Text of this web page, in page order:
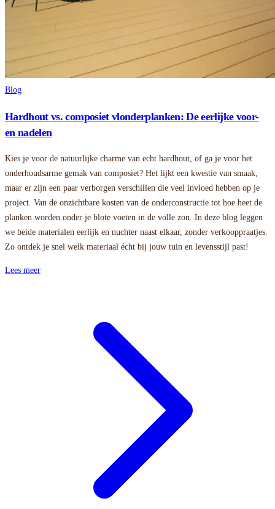
Blog
Hardhout vs. composiet vlonderplanken: De eerlijke voor-
en nadelen
Kies je voor de natuurlijke charme van echt hardhout, of ga je voor het
onderhoudsarme gemak van composiet? Het lijkt een kwestie van smaak,
maar er zijn een paar verborgen verschillen die veel invloed hebben op je
project. Van de onzichtbare kosten van de onderconstructie tot hoe heet de
planken worden onder je blote voeten in de volle zon. In deze blog leggen
we beide materialen eerlijk en nuchter naast elkaar, zonder verkooppraatjes.
Zo ontdek je snel welk materiaal écht bij jouw tuin en levensstijl past!
Lees meer